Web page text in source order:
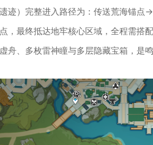
迹）完整进入路径为：传送荒海锚
，最终抵达地牢核心区域，全程需搭
舟、多枚雷神瞳与多层隐藏宝箱，是